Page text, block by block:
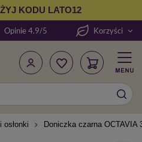
KODU LATO12
Opinie 4.9/5 Korzyści
osłonki Doniczka czarna OCTAVIA